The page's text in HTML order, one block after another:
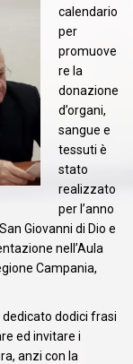
calendario
per
promuove
re la
donazione
d’organi,
sangue e
tessuti è
stato
realizzato
per l’anno
Giovanni di Dio e
nell’Aula
Campania,
dodici frasi
ed invitare i
anzi con la